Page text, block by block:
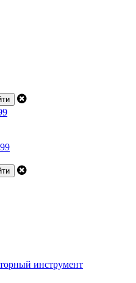
инструмент